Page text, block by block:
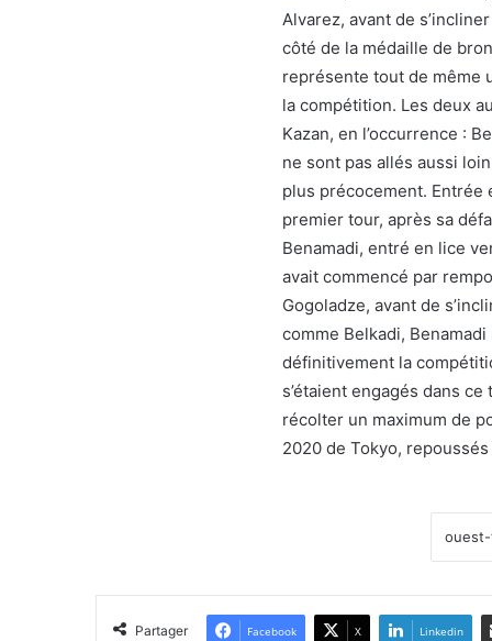
Alvarez, avant de
côté de la médaille de
représente tout de même
la compétition. Les deux
Kazan, en l’occurrence :
ne sont pas allés aussi
plus précocement. Entrée
premier tour, après sa
Benamadi, entré en lice
avait commencé par
Gogoladze, avant de
comme Belkadi,
définitivement la
s’étaient engagés dans
récolter un maximum de
2020 de Tokyo,
Partager Facebook X Linkedin